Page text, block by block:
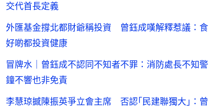
交代首長定義
外匯基金撐北都財爺稱投資 曾鈺成嘆解釋惹議：食
好啲都投資健康
冒牌水｜曾鈺成不認同不知者不罪：消防處長不知警
鐘不響也非免責
李慧琼撼陳振英爭立會主席 否認｢民建聯獨大｣：曾